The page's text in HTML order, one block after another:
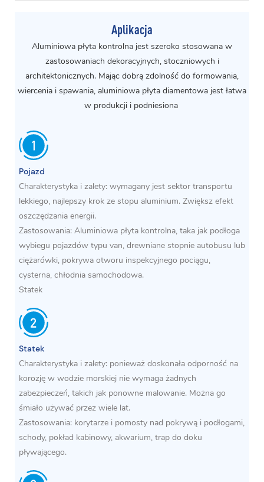
Aplikacja
Aluminiowa płyta kontrolna jest szeroko stosowana w
zastosowaniach dekoracyjnych, stoczniowych i
architektonicznych. Mając dobrą zdolność do formowania,
wiercenia i spawania, aluminiowa płyta diamentowa jest łatwa
w produkcji i podniesiona
Pojazd
Charakterystyka i zalety: wymagany jest sektor transportu
lekkiego, najlepszy krok ze stopu aluminium. Zwiększ efekt
oszczędzania energii.
Zastosowania: Aluminiowa płyta kontrolna, taka jak podłoga
wybiegu pojazdów typu van, drewniane stopnie autobusu lub
ciężarówki, pokrywa otworu inspekcyjnego pociągu,
cysterna, chłodnia samochodowa.
Statek
Statek
Charakterystyka i zalety: ponieważ doskonała odporność na
korozję w wodzie morskiej nie wymaga żadnych
zabezpieczeń, takich jak ponowne malowanie. Można go
śmiało używać przez wiele lat.
Zastosowania: korytarze i pomosty nad pokrywą i podłogami,
schody, pokład kabinowy, akwarium, trap do doku
pływającego.